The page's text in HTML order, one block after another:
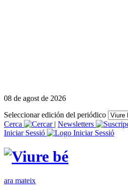
08 de agost de 2026
Seleccionar edición del periódico
Cerca
| Newsletters
Iniciar Sessió
ara mateix